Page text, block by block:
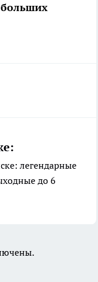
больших
легендарные
до 6